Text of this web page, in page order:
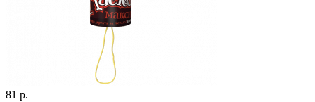
81 р.